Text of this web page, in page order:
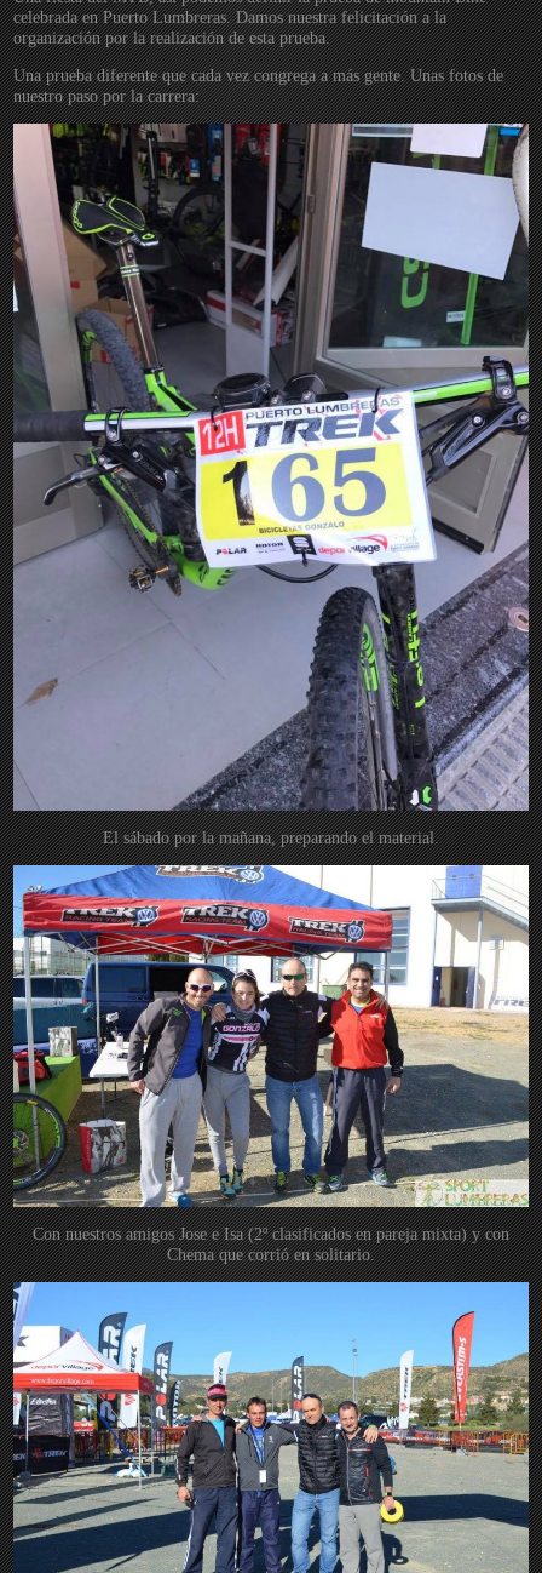
celebrada en Puerto Lumbreras. Damos nuestra felicitación a la
organización por la realización de esta prueba.
Una prueba diferente que cada vez congrega a más gente. Unas fotos de
nuestro paso por la carrera:
El sábado por la mañana, preparando el material.
Con nuestros amigos Jose e Isa (2º clasificados en pareja mixta) y con
Chema que corrió en solitario.